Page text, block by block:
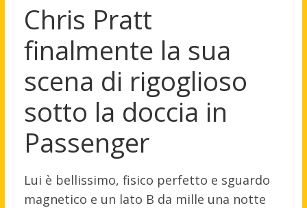
Chris Pratt
finalmente la sua
scena di rigoglioso
sotto la doccia in
Passenger
Lui è bellissimo, fisico perfetto e sguardo
magnetico e un lato B da mille una notte